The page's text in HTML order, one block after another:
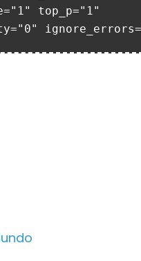
top_p="1"